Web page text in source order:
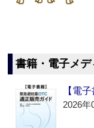
書籍・電子メデ
【電
2026年